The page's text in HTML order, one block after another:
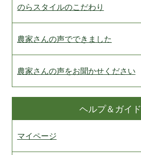
のらスタイルのこだわり
農家さんの声でできました
農家さんの声をお聞かせください
ヘルプ＆ガイド
マイページ